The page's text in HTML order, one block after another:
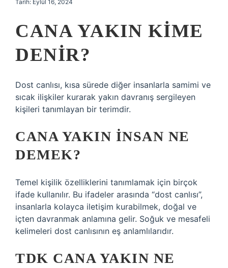
Tarih: Eylül 16, 2024
CANA YAKIN KIME
DENIR?
Dost canlısı, kısa sürede diğer insanlarla samimi ve
sıcak ilişkiler kurarak yakın davranış sergileyen
kişileri tanımlayan bir terimdir.
CANA YAKIN INSAN NE
DEMEK?
Temel kişilik özelliklerini tanımlamak için birçok
ifade kullanılır. Bu ifadeler arasında “dost canlısı”,
insanlarla kolayca iletişim kurabilmek, doğal ve
içten davranmak anlamına gelir. Soğuk ve mesafeli
kelimeleri dost canlısının eş anlamlılarıdır.
TDK CANA YAKIN NE